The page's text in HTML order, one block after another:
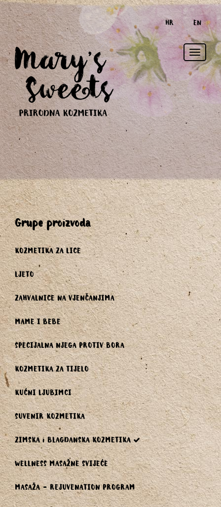
HR EN
Toggle
grupe proizvoda
KOZMETIKA ZA LICE
LJETO
ZAHVALNICE NA VJENČANJIMA
MAME I BEBE
SPECIJALNA NJEGA PROTIV BORA
KOZMETIKA ZA TIJELO
KUĆNI LJUBIMCI
SUVENIR KOZMETIKA
ZIMSKA i BLAGDANSKA KOZMETIKA
WELLNESS MASAŽNE SVIJEĆE
MASAŽA - REJUVENATION PROGRAM